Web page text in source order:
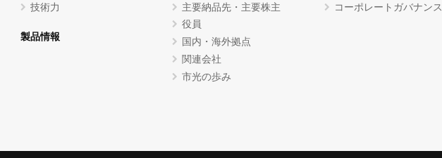
技術力
製品情報
主要納品先・主要株主
役員
国内・海外拠点
関連会社
市光の歩み
コーポレートガバナンス